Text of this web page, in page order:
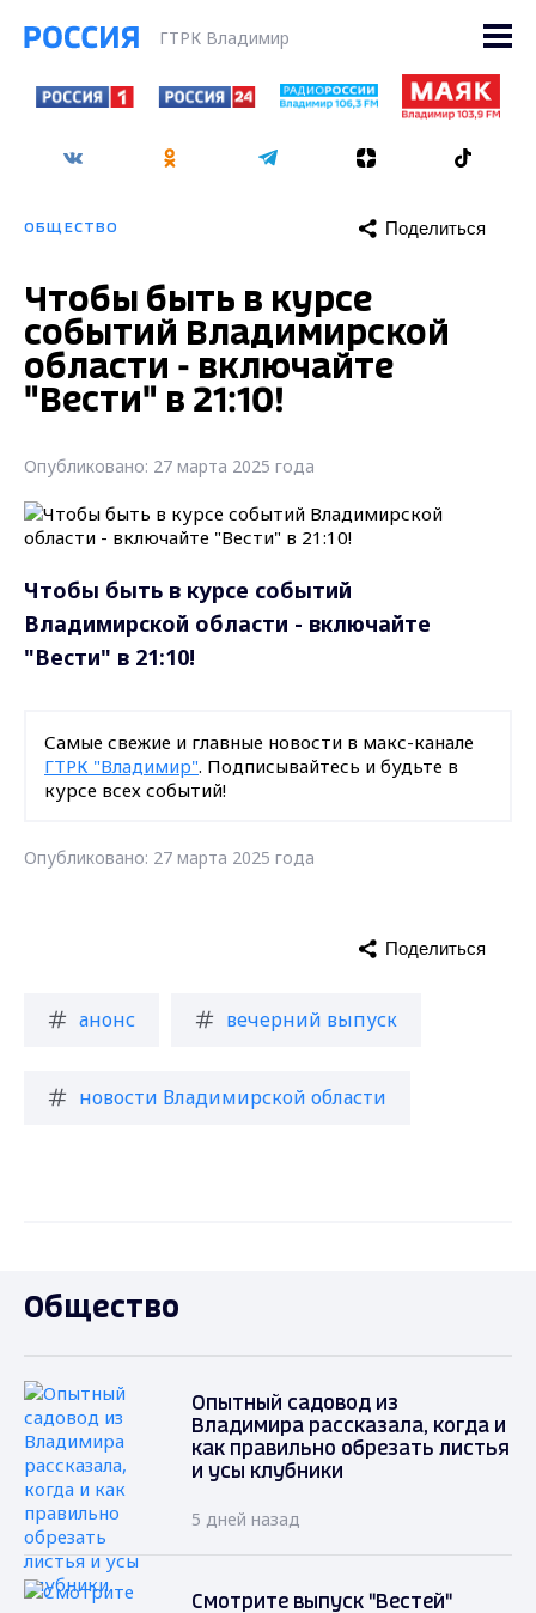
ГТРК Владимир
ОБЩЕСТВО Поделиться
Чтобы быть в курсе
событий Владимирской
области - включайте
"Вести" в 21:10!
Опубликовано: 27 марта 2025 года
Чтобы быть в курсе событий
Владимирской области - включайте
"Вести" в 21:10!
Самые свежие и главные новости в макс-канале
ГТРК "Владимир". Подписывайтесь и будьте в
курсе всех событий!
Опубликовано: 27 марта 2025 года
анонс вечерний выпуск
новости Владимирской области
Поделиться
Общество
Опытный садовод из
Владимира рассказала, когда и
как правильно обрезать листья
и усы клубники
5 дней назад
Смотрите выпуск "Вестей"